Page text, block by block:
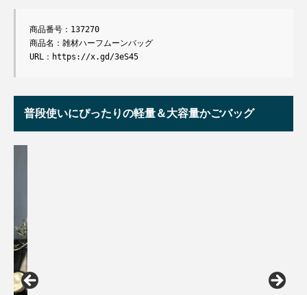
商品番号：137270
商品名：雑材ハーフムーンバッグ
URL：https://x.gd/3eS45
普段使いにぴったりの軽量＆大容量かごバッグ